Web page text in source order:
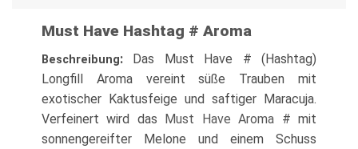
Must Have Hashtag # Aroma
Beschreibung: Das Must Have # (Hashtag)
Longfill Aroma vereint süße Trauben mit
exotischer Kaktusfeige und saftiger Maracuja.
Verfeinert wird das Must Have Aroma # mit
sonnengereifter Melone und einem Schuss